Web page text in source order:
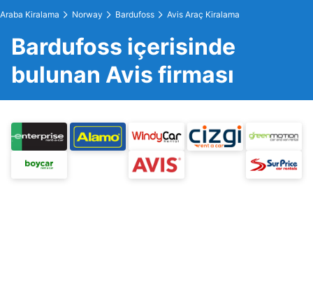
Araba Kiralama Norway Bardufoss Avis Araç Kiralama
Bardufoss içerisinde
bulunan Avis firması